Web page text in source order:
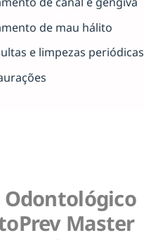
de mau hálito
e limpezas periódicas
Odontológico
Master